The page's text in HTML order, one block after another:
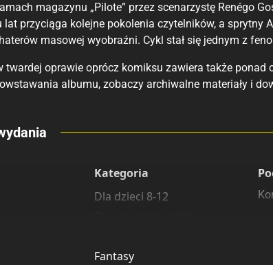
magazynu „Pilote” przez scenarzystę Renégo
lat przyciąga kolejne pokolenia czytelników, a sprytny
masowej wyobraźni. Cykl stał się jednym z
twardej oprawie oprócz komiksu zawiera także
albumu, zobaczy archiwalne materiały i
Kategoria
Dla dzieci 8-12
Fantasy